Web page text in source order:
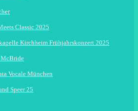
Classic 2025
Kirchheim Frühjahrskonzert 2025
Vocale München
Speer 25